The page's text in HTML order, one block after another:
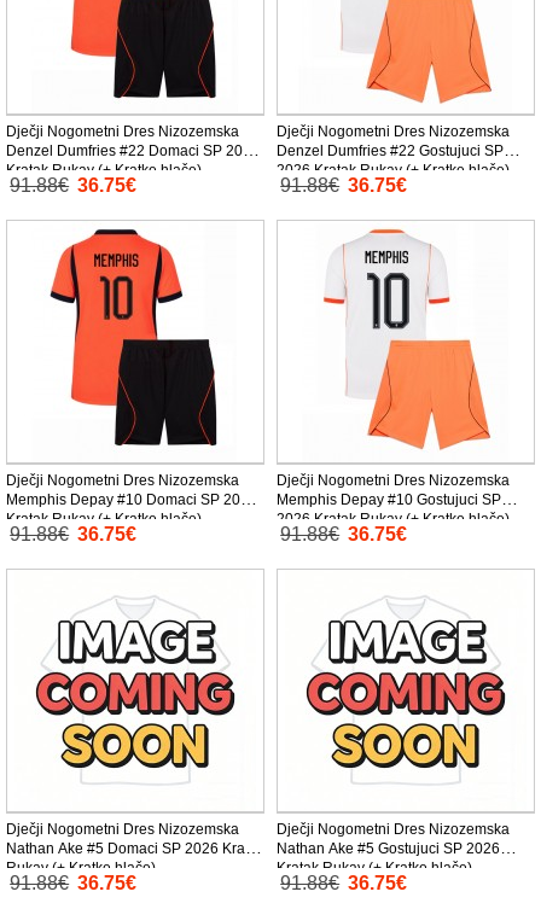
Dječji Nogometni Dres Nizozemska
Denzel Dumfries #22 Domaci SP 2026
Kratak Rukav (+ Kratke hlače)
91.88€ 36.75€
Dječji Nogometni Dres Nizozemska
Denzel Dumfries #22 Gostujuci SP
2026 Kratak Rukav (+ Kratke hlače)
91.88€ 36.75€
Dječji Nogometni Dres Nizozemska
Memphis Depay #10 Domaci SP 2026
Kratak Rukav (+ Kratke hlače)
91.88€ 36.75€
Dječji Nogometni Dres Nizozemska
Memphis Depay #10 Gostujuci SP
2026 Kratak Rukav (+ Kratke hlače)
91.88€ 36.75€
Dječji Nogometni Dres Nizozemska
Nathan Ake #5 Domaci SP 2026 Kratak
Rukav (+ Kratke hlače)
91.88€ 36.75€
Dječji Nogometni Dres Nizozemska
Nathan Ake #5 Gostujuci SP 2026
Kratak Rukav (+ Kratke hlače)
91.88€ 36.75€